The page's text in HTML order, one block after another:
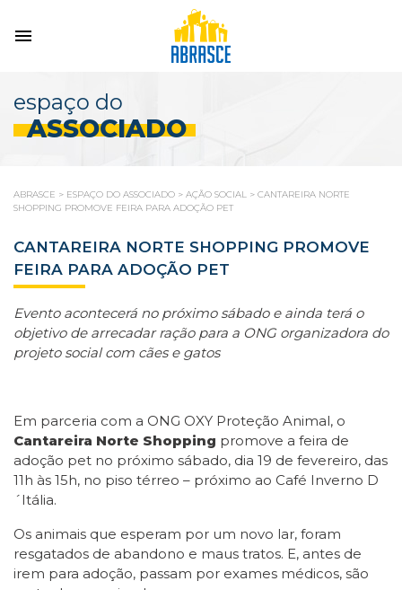
espaço do
ASSOCIADO
ABRASCE > ESPAÇO DO ASSOCIADO > AÇÃO SOCIAL > CANTAREIRA NORTE
SHOPPING PROMOVE FEIRA PARA ADOÇÃO PET
CANTAREIRA NORTE SHOPPING PROMOVE
FEIRA PARA ADOÇÃO PET
Evento acontecerá no próximo sábado e ainda terá o
objetivo de arrecadar ração para a ONG organizadora do
projeto social com cães e gatos
Em parceria com a ONG OXY Proteção Animal, o
Cantareira Norte Shopping promove a feira de
adoção pet no próximo sábado, dia 19 de fevereiro, das
11h às 15h, no piso térreo – próximo ao Café Inverno D
´Itália.
Os animais que esperam por um novo lar, foram
resgatados de abandono e maus tratos. E, antes de
irem para adoção, passam por exames médicos, são